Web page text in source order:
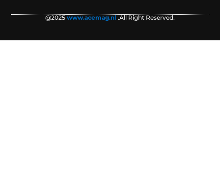
@2025www.acemag.nl .All Right Reserved.